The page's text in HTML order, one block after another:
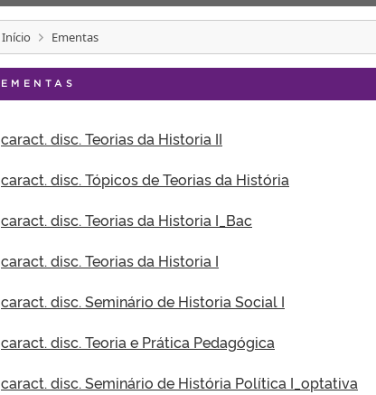
Início Ementas
EMENTAS
caract. disc. Teorias da Historia II
caract. disc. Tópicos de Teorias da História
caract. disc. Teorias da Historia I_Bac
caract. disc. Teorias da Historia I
caract. disc. Seminário de Historia Social I
caract. disc. Teoria e Prática Pedagógica
caract. disc. Seminário de História Política I_optativa